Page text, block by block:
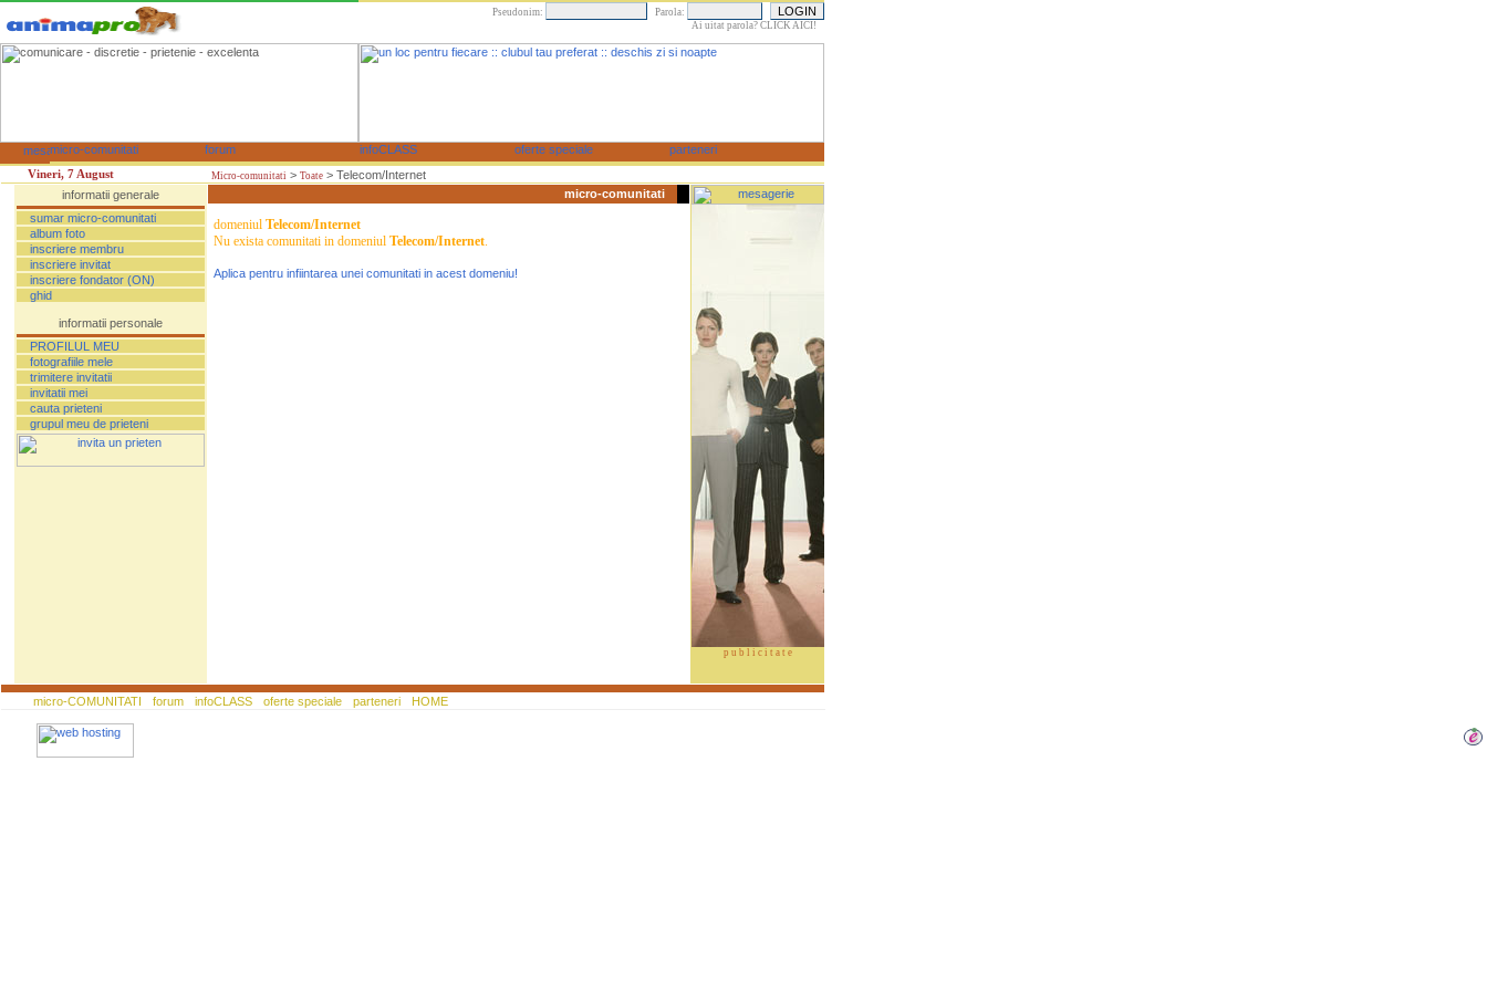
Pseudonim:
Parola:
Ai uitat parola? CLICK AICI!
Vineri, 7 August Micro-comunitati > Toate > Telecom/Internet
sumar micro-comunitati
album foto
inscriere membru
inscriere invitat
inscriere fondator (ON)
ghid
PROFILUL MEU
fotografiile mele
trimitere invitatii
invitatii mei
cauta prieteni
grupul meu de prieteni
micro-comunitati
domeniul Telecom/Internet
Nu exista comunitati in domeniul Telecom/Internet.
Aplica pentru infiintarea unei comunitati in acest domeniu!
p u b l i c i t a t e
micro-COMUNITATI forum infoCLASS oferte speciale parteneri HOME